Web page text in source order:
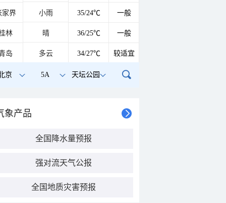
家界 小雨 35/24℃ 一般
林 晴 36/25℃ 一般
岛 多云 34/27℃ 较适宜
京 5A 天坛公园
象产品
全国降水量预报
强对流天气公报
全国地质灾害预报